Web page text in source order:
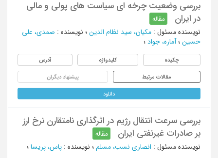
بررسی وضعیت چرخه ای سیاست های پولی و مالی
در ایران
مقاله
نویسنده مسئول : مکیان، سید نظام الدین ؛ نویسنده : صمدی، علی
حسین ؛ آماره، جواد ؛
چکیده کلیدواژه آدرس
مقالات مرتبط پیشنهاد دیگران
دانلود
بررسی سرعت انتقال رژیم در اثرگذاری نامتقارن نرخ ارز
بر صادرات غیرنفتی ایران
مقاله
نویسنده مسئول : انصاری نسب، مسلم ؛ نویسنده : پاس، پریسا ؛